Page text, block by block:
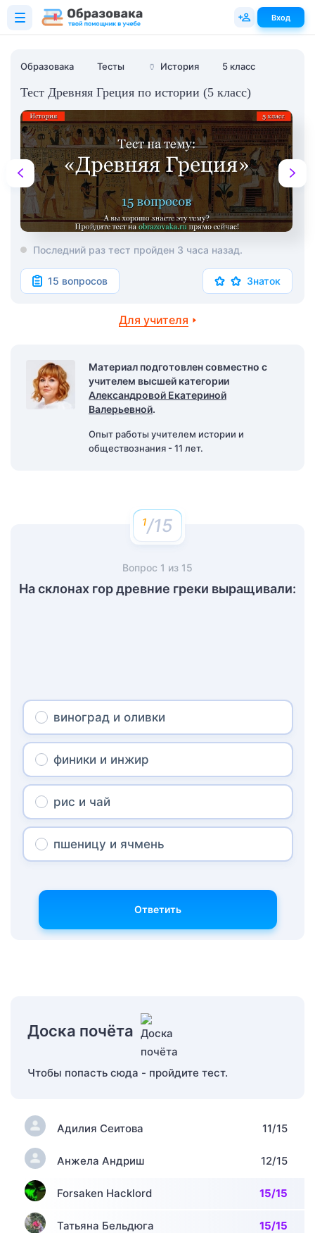
Образовака Тесты 🏺 История 5 класс
Тест Древняя Греция по истории (5 класс)
Последний раз тест пройден 3 часа назад.
15 вопросов Знаток
Для учителя
Материал подготовлен совместно с
учителем высшей категории
Александровой Екатериной
Валерьевной.
Опыт работы учителем истории и
обществознания - 11 лет.
/15
Вопрос 1 из 15
На склонах гор древние греки выращивали:
виноград и оливки
финики и инжир
рис и чай
пшеницу и ячмень
Ответить
Доска почёта
Чтобы попасть сюда - пройдите тест.
Адилия Сеитова 11/15
Анжела Андриш 12/15
Forsaken Hacklord 15/15
Татьяна Бельдюга 15/15
Вход